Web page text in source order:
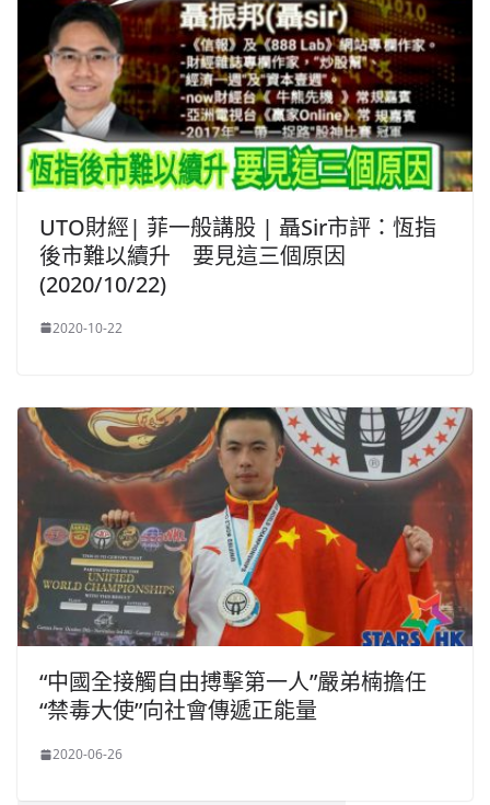
UTO財經| 菲一般講股 | 聶Sir市評：恆指
後市難以續升 要見這三個原因
(2020/10/22)
2020-10-22
“中國全接觸自由搏擊第一人”嚴弟楠擔任
“禁毒大使”向社會傳遞正能量
2020-06-26